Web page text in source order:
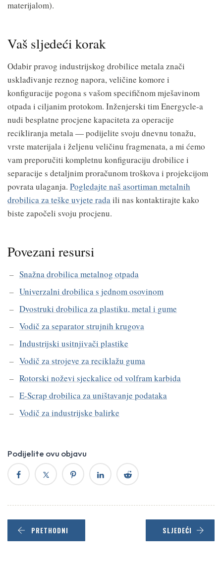
materijalom).
Vaš sljedeći korak
Odabir pravog industrijskog drobilice metala znači
usklađivanje reznog napora, veličine komore i
konfiguracije pogona s vašom specifičnom mješavinom
otpada i ciljanim protokom. Inženjerski tim Energycle-a
nudi besplatne procjene kapaciteta za operacije
recikliranja metala — podijelite svoju dnevnu tonažu,
vrste materijala i željenu veličinu fragmenata, a mi ćemo
vam preporučiti kompletnu konfiguraciju drobilice i
separacije s detaljnim proračunom troškova i projekcijom
povrata ulaganja. Pogledajte naš asortiman metalnih
drobilica za teške uvjete radaili nas kontaktirajte kako
biste započeli svoju procjenu.
Povezani resursi
Snažna drobilica metalnog otpada
Univerzalni drobilica s jednom osovinom
Dvostruki drobilica za plastiku, metal i gume
Vodič za separator strujnih krugova
Industrijski usitnjivači plastike
Vodič za strojeve za reciklažu guma
Rotorski noževi sjeckalice od volfram karbida
E-Scrap drobilica za uništavanje podataka
Vodič za industrijske balirke
Podijelite ovu objavu
PRETHODNI SLJEDEĆI